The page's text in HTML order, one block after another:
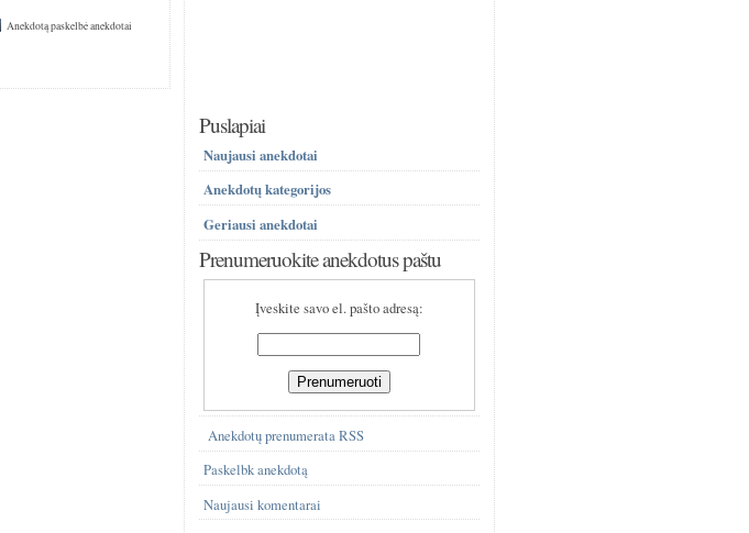
Anekdotą paskelbė anekdotai
Puslapiai
Naujausi anekdotai
Anekdotų kategorijos
Geriausi anekdotai
Prenumeruokite anekdotus paštu
Įveskite savo el. pašto adresą:
Anekdotų prenumerata RSS
Paskelbk anekdotą
Naujausi komentarai